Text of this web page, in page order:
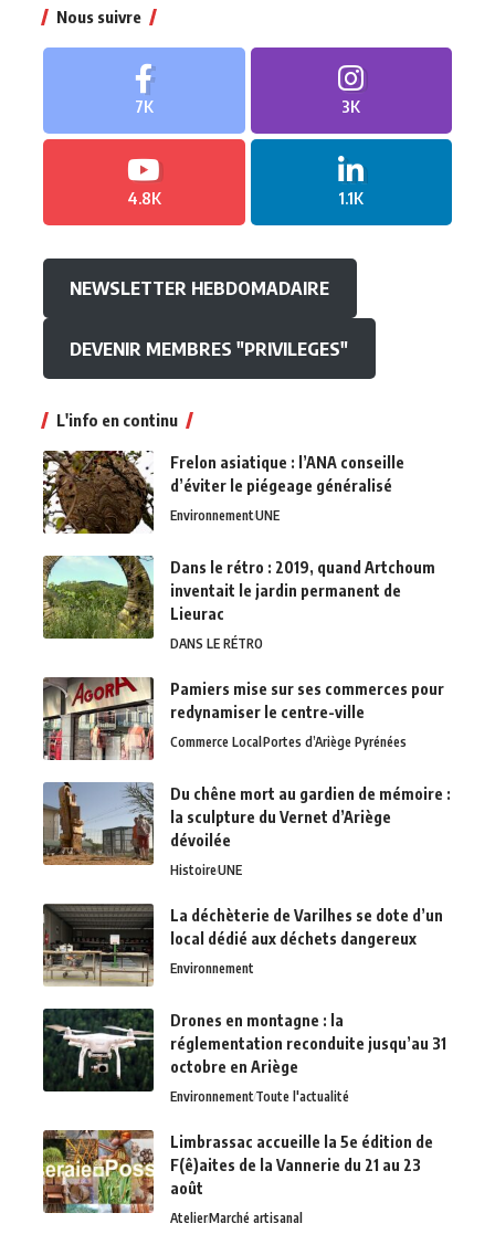
Nous suivre
7K 3K
4.8K 1.1K
NEWSLETTER HEBDOMADAIRE
DEVENIR MEMBRES "PRIVILEGES"
L'info en continu
Frelon asiatique : l’ANA conseille
d’éviter le piégeage généralisé
EnvironnementUNE
Dans le rétro : 2019, quand Artchoum
inventait le jardin permanent de
Lieurac
DANS LE RÉTRO
Pamiers mise sur ses commerces pour
redynamiser le centre-ville
Commerce Local Portes d’Ariège Pyrénées
Du chêne mort au gardien de mémoire :
la sculpture du Vernet d’Ariège
dévoilée
HistoireUNE
La déchèterie de Varilhes se dote d’un
local dédié aux déchets dangereux
Environnement
Drones en montagne : la
réglementation reconduite jusqu’au 31
octobre en Ariège
EnvironnementToute l'actualité
Limbrassac accueille la 5e édition de
F(ê)aites de la Vannerie du 21 au 23
août
AtelierMarché artisanal